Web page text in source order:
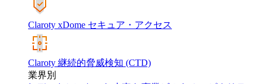
Claroty xDome セキュア・アクセス
Claroty 継続的脅威検知 (CTD)
業界別